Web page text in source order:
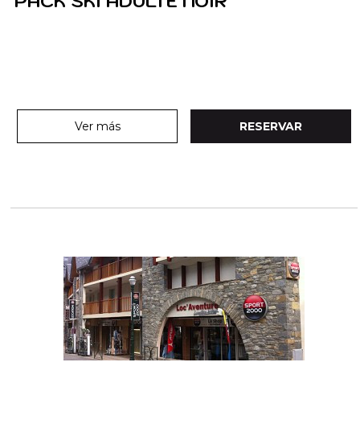
Ver más RESERVAR